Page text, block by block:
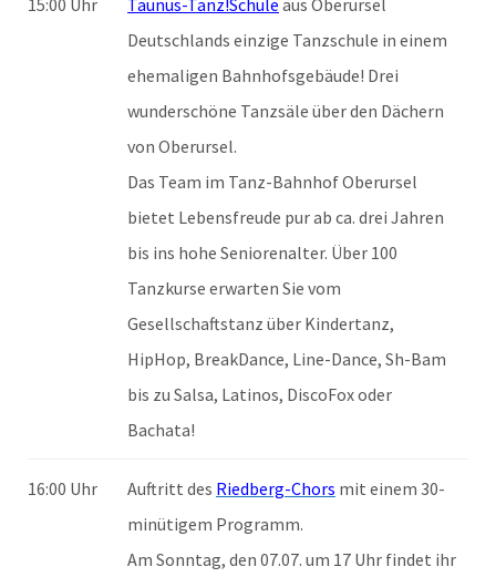
15:00 Uhr Taunus-Tanz!Schule aus Oberursel
Deutschlands einzige Tanzschule in einem
ehemaligen Bahnhofsgebäude! Drei
wunderschöne Tanzsäle über den Dächern
von Oberursel.
Das Team im Tanz-Bahnhof Oberursel
bietet Lebensfreude pur ab ca. drei Jahren
bis ins hohe Seniorenalter. Über 100
Tanzkurse erwarten Sie vom
Gesellschaftstanz über Kindertanz,
HipHop, BreakDance, Line-Dance, Sh-Bam
bis zu Salsa, Latinos, DiscoFox oder
Bachata!
16:00 Uhr Auftritt des Riedberg-Chors mit einem 30-
minütigem Programm.
Am Sonntag, den 07.07. um 17 Uhr findet ihr